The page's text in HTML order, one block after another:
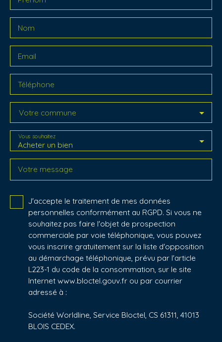
Nom
Email
Téléphone
Votre commune
Acheter un bien
Vous souhaitez
Votre message
J'accepte le traitement de mes données
personnelles conformément au RGPD. Si vous ne
souhaitez pas faire l'objet de prospection
commerciale par voie téléphonique, vous pouvez
vous inscrire gratuitement sur la liste d'opposition
au démarchage téléphonique, prévu par l'article
L223-1 du code de la consommation, sur le site
Internet www.bloctel.gouv.fr ou par courrier
adressé à :
Société Worldline, Service Bloctel, CS 61311, 41013
BLOIS CEDEX.